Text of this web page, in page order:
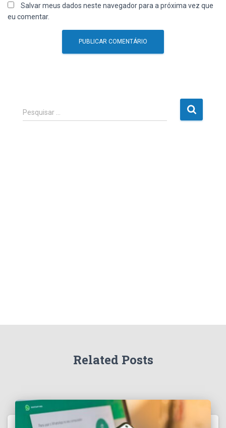
Salvar meus dados neste navegador para a próxima vez que
eu comentar.
P
e
Pesquisar …
Related Posts